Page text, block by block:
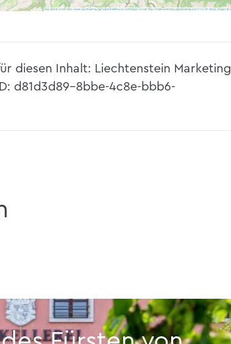
diesen Inhalt: Liechtenstein Marketing
d81d3d89-8bbe-4c8e-bbb6-